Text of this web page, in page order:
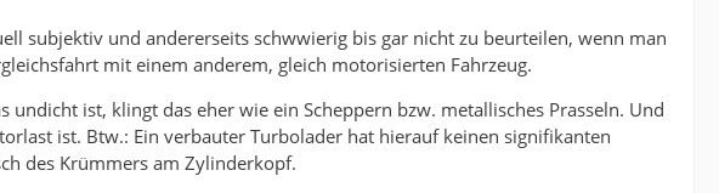
subjektiv und andererseits schwwierig bis gar nicht zu beurteilen, wenn man
mit einem anderem, gleich motorisierten Fahrzeug.
ist, klingt das eher wie ein Scheppern bzw. metallisches Prasseln. Und
ist. Btw.: Ein verbauter Turbolader hat hierauf keinen signifikanten
des Krümmers am Zylinderkopf.